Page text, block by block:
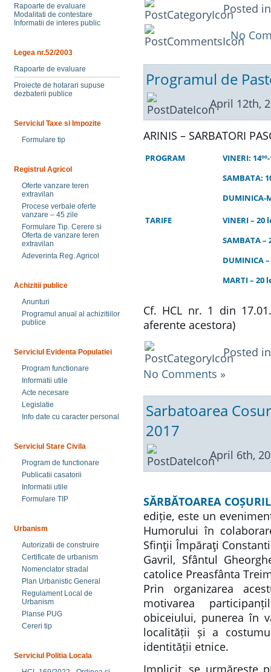
Rapoarte de evaluare
Modalitati de contestare
Informatii de interes public
Legea nr.52/2003
Rapoarte de evaluare
Proiecte de hotarari supuse
dezbaterii publice
Serviciul Taxe si Impozite
Formulare tip
Registrul Agricol
Oferte vanzare teren
extravilan
Procese verbale oferte
vanzare – 45 zile
Formulare Tip. Cerere si
Oferta de vanzare teren
extravilan
Adeverinta Reg. Agricol
Achizitii publice
Anunturi
Programul anual al achizitiilor
publice
Serviciul Evidenta Populatiei
Program functionare
Informatii utile
Acte necesare
Legislatie
Info date cu caracter personal
Serviciul Stare Civila
Program de functionare
Publicatii casatorii
Informatii utile
Formulare TIP
Urbanism
Autorizatii de construire
Certificate de urbanism
Nomenclator stradal
Plan Urbanistic General
Regulament Local de
Urbanism
Planse PUG
Cereri tip
Serviciul Politia Locala
Posted
No
Programul de
April 12th,
ARINIS – SARBATORI
PROGRAM
VINERI: 14ºº-
SAMBATA:
DUMINICA-
TARIFE
VINERI –
SAMBATA
DUMINICA
MARTI – 20
Cf. HCL nr. 1 din
aferente acestora)
Posted
No Comments »
Sarbatoarea
2017
April 6th,
SĂRBĂTOAREA
ediție, este un
Humorului în
Sfinţii Împăraţi
Gavril, Sfântul
catolice Preasfânta
Prin organizarea
motivarea
obiceiului, punerea în
localității și a
identității etnice.
Implicit, se urmărește